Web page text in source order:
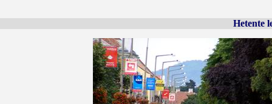
Hetente